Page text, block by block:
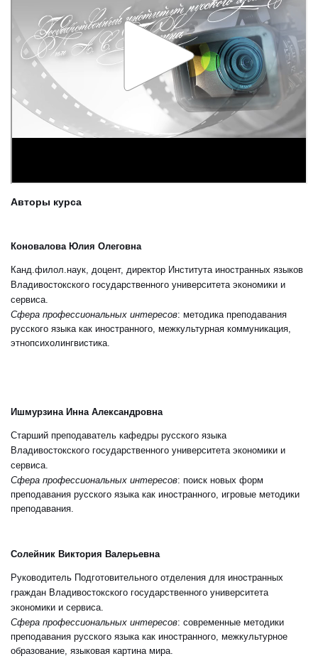
Авторы курса
Коновалова Юлия Олеговна
Канд.филол.наук, доцент, директор Института иностранных языков
Владивостокского государственного университета экономики и
сервиса.
Сфера профессиональных интересов: методика преподавания
русского языка как иностранного, межкультурная коммуникация,
этнопсихолингвистика.
Ишмурзина Инна Александровна
Старший преподаватель кафедры русского языка
Владивостокского государственного университета экономики и
сервиса.
Сфера профессиональных интересов: поиск новых форм
преподавания русского языка как иностранного, игровые методики
преподавания.
Солейник Виктория Валерьевна
Руководитель Подготовительного отделения для иностранных
граждан Владивостокского государственного университета
экономики и сервиса.
Сфера профессиональных интересов: современные методики
преподавания русского языка как иностранного, межкультурное
образование, языковая картина мира.